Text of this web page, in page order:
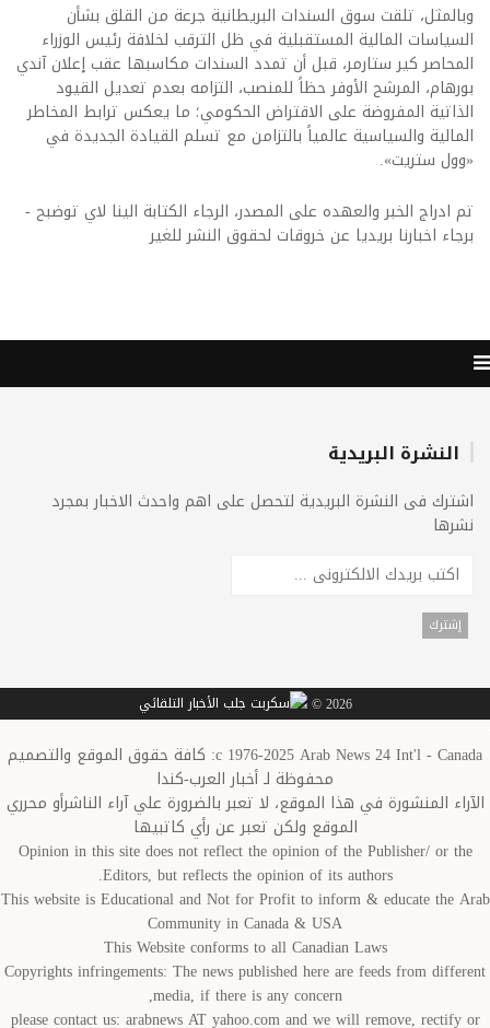
وبالمثل، تلقت سوق السندات البريطانية جرعة من القلق بشأن
السياسات المالية المستقبلية في ظل الترقب لخلافة رئيس الوزراء
المحاصر كير ستارمر، قبل أن تمدد السندات مكاسبها عقب إعلان آندي
بورهام، المرشح الأوفر حظاً للمنصب، التزامه بعدم تعديل القيود
الذاتية المفروضة على الاقتراض الحكومي؛ ما يعكس ترابط المخاطر
المالية والسياسية عالمياً بالتزامن مع تسلم القيادة الجديدة في
«وول ستريت».
تم ادراج الخبر والعهده على المصدر، الرجاء الكتابة الينا لاي توضبح -
برجاء اخبارنا بريديا عن خروقات لحقوق النشر للغير
النشرة البريدية
اشترك فى النشرة البريدية لتحصل على اهم واحدث الاخبار بمجرد
نشرها
2026 ©
c 1976-2025 Arab News 24 Int'l - Canada: كافة حقوق الموقع والتصميم
محفوظة لـ أخبار العرب-كندا
الآراء المنشورة في هذا الموقع، لا تعبر بالضرورة علي آراء الناشرأو محرري
الموقع ولكن تعبر عن رأي كاتبيها
Opinion in this site does not reflect the opinion of the Publisher/ or the
Editors, but reflects the opinion of its authors.
This website is Educational and Not for Profit to inform & educate the Arab
Community in Canada & USA
This Website conforms to all Canadian Laws
Copyrights infringements: The news published here are feeds from different
media, if there is any concern,
please contact us: arabnews AT yahoo.com and we will remove, rectify or